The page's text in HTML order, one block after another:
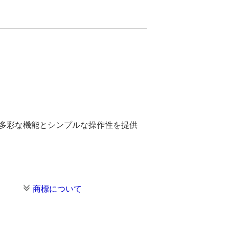
彩な機能とシンプルな操作性を提供
商標について